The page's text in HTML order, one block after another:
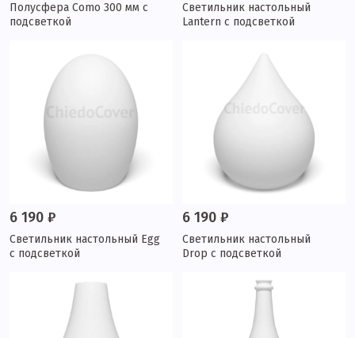
Полусфера Como 300 мм с
подсветкой
Светильник настольный
Lantern с подсветкой
6 190 ₽
Светильник настольный Egg
с подсветкой
6 190 ₽
Светильник настольный
Drop с подсветкой